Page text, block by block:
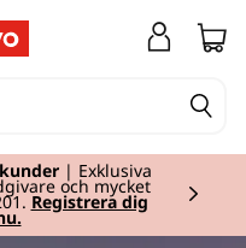
| Exklusiva
och mycket
Registrera dig
displaying item 2 of